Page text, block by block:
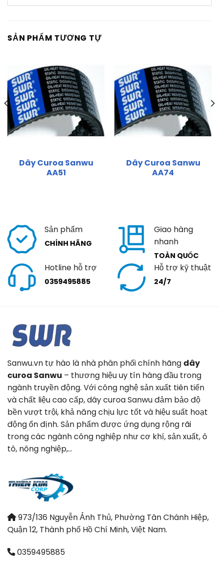
SẢN PHẨM TƯƠNG TỰ
Dây Curoa Sanwu
AA51
Dây Curoa Sanwu
AA74
Sản phẩm
CHÍNH HÃNG
Giao hàng
nhanh
TOÀN QUỐC
Hotline hỗ trợ
0359495885
Hỗ trợ kỹ thuật
24/7
Sanwu.vn tự hào là nhà phân phối chính hãng dây
curoa Sanwu – thương hiệu uy tín hàng đầu trong
ngành truyền động. Với công nghệ sản xuất tiên tiến
và chất liệu cao cấp, dây curoa Sanwu đảm bảo độ
bền vượt trội, khả năng chịu lực tốt và hiệu suất hoạt
động ổn định. Sản phẩm được ứng dụng rộng rãi
trong các ngành công nghiệp như cơ khí, sản xuất, ô
tô, nông nghiệp,…
973/136 Nguyễn Ảnh Thủ, Phường Tân Chánh Hiệp,
Quận 12, Thành phố Hồ Chí Minh, Việt Nam.
0359495885